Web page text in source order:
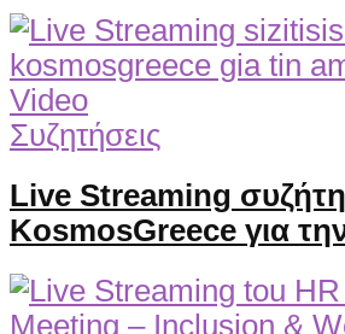
Video
Συζητήσεις
Live Streaming
KosmosGreece για